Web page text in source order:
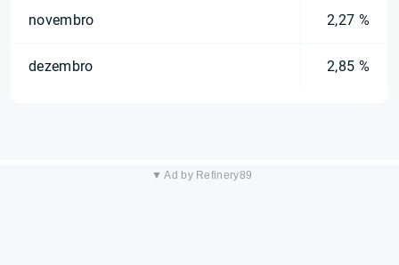
novembro 2,27 %
dezembro 2,85 %
▼ Ad by Refinery89